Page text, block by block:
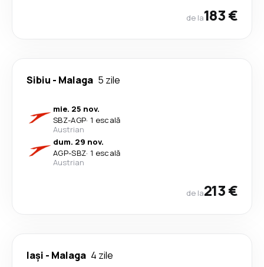
de la183 €
Sibiu - Malaga 5 zile
mie. 25 nov.
SBZ-AGP· 1 escală
Austrian
dum. 29 nov.
AGP-SBZ· 1 escală
Austrian
de la213 €
Iași - Malaga 4 zile